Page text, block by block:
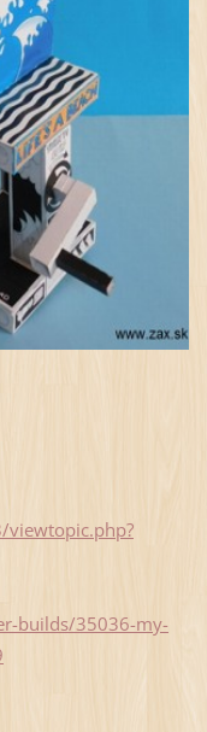
viewtopic.php?
builds/35036-my-